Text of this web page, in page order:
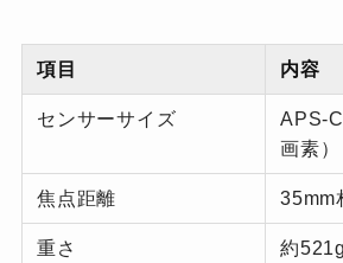
項目 内容
センサーサイズ
APS-
画素）
焦点距離 35mm
重さ 約521g